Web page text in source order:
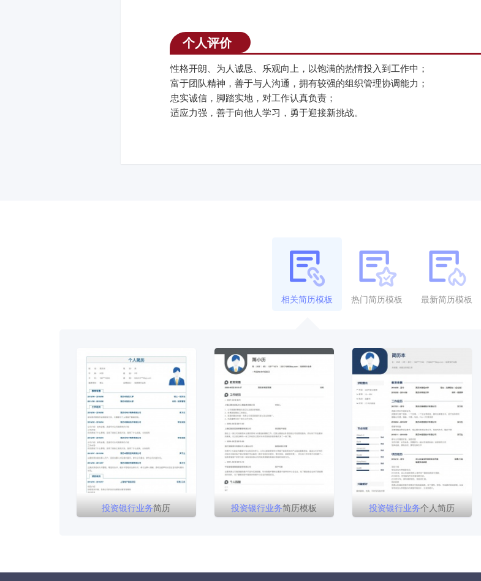
个人评价
性格开朗、为人诚恳、乐观向上，以饱满的热情投入到工作中；
富于团队精神，善于与人沟通，拥有较强的组织管理协调能力；
忠实诚信，脚踏实地，对工作认真负责；
适应力强，善于向他人学习，勇于迎接新挑战。
相关简历模板 热门简历模板 最新简历模板
投资银行业务简历 投资银行业务简历模板 投资银行业务个人简历